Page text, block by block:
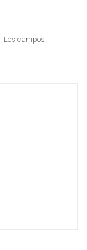
Los campos